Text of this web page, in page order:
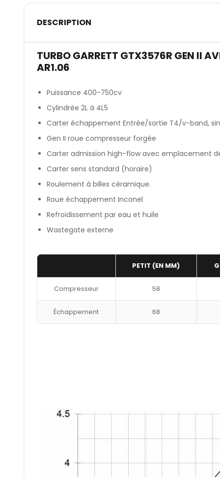
DESCRIPTION
TURBO GARRETT GTX3576R GEN II
AR1.06
Puissance 400-750cv
Cylindrée 2L à 4L5
Carter échappement Entrée/sortie T4/v-band,
Gen II roue compresseur forgée
Carter admission high-flow avec emplacement
Carter sens standard (horaire)
Roulement à billes céramique.
Roue échappement Inconel
Refroidissement par eau et huile
Wastegate externe
PETIT (EN MM)
Compresseur 58
Échappement 68